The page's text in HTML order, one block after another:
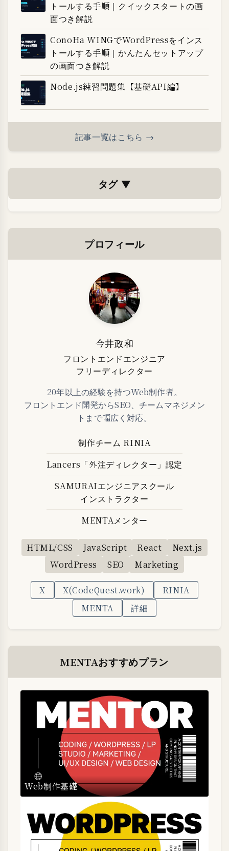
トールする手順｜クイックスタートの画
面つき解説
ConoHa WINGでWordPressをインス
トールする手順｜かんたんセットアップ
の画面つき解説
Node.js練習問題集【基礎API編】
記事一覧はこちら →
タグ ▼
プロフィール
今井政和
フロントエンドエンジニア
フリーディレクター
20年以上の経験を持つWeb制作者。
フロントエンド開発からSEO、チームマネジメン
トまで幅広く対応。
制作チーム RINIA
Lancers「外注ディレクター」認定
SAMURAIエンジニアスクール
インストラクター
MENTAメンター
HTML/CSS JavaScript React
Next.js
WordPress
SEO Marketing
X X(CodeQuest.work)
RINIA
MENTA
詳細
MENTAおすすめプラン
Web制作基礎